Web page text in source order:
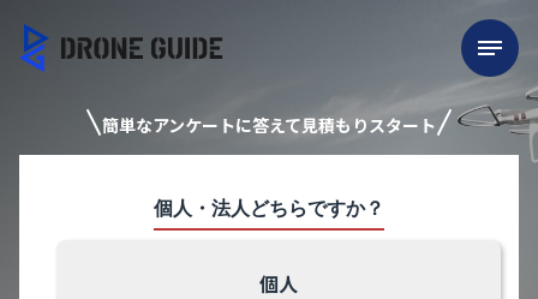
簡単なアンケートに答えて見積もりスタート
個人・法人どちらですか？
個人